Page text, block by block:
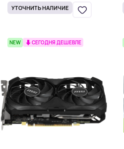
УТОЧНИТЬ НАЛИЧИЕ
NEW СЕГОДНЯ ДЕШЕВЛЕ